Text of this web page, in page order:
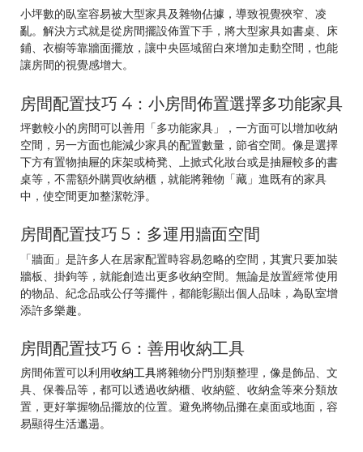
小坪數的臥室容易被大型家具及雜物佔據，導致視覺狹窄、凌
亂。解決方式就是從房間擺設佈置下手，將大型家具如書桌、床
鋪、衣櫥等靠牆面擺放，讓中央區域留白來增加走動空間，也能
讓房間的視覺感增大。
房間配置技巧 4：小房間佈置選擇多功能家具
坪數較小的房間可以善用「多功能家具」，一方面可以增加收納
空間，另一方面也能減少家具的配置數量，節省空間。像是選擇
下方有置物抽屜的床架或椅凳、上掀式化妝台或是抽屜較多的書
桌等，不需額外購買收納櫃，就能將雜物「藏」進既有的家具
中，使空間更加整潔乾淨。
房間配置技巧 5：多運用牆面空間
「牆面」是許多人在居家配置時容易忽略的空間，其實只要加裝
牆板、掛鉤等，就能創造出更多收納空間。無論是放置經常使用
的物品、紀念品或公仔等擺件，都能彰顯出個人品味，為臥室增
添許多樂趣。
房間配置技巧 6：善用收納工具
房間佈置可以利用收納工具將雜物分門別類整理，像是飾品、文
具、保養品等，都可以透過收納櫃、收納籃、收納盒等來分類放
置，更好掌握物品擺放的位置。避免將物品攤在桌面或地面，容
易顯得生活邋遢。